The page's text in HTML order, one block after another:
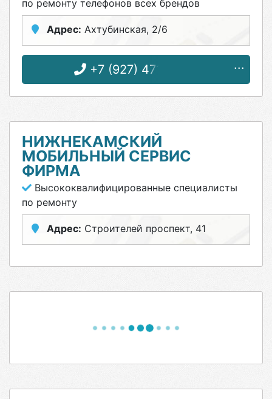
по ремонту телефонов всех брендов
Адрес: Ахтубинская, 2/6
+7 (927) 471-77-71
НИЖНЕКАМСКИЙ
МОБИЛЬНЫЙ СЕРВИС
ФИРМА
Высококвалифицированные специалисты
по ремонту
Адрес: Строителей проспект, 41